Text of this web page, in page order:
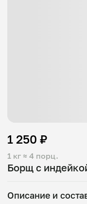
Борщ с
1 кг ≈ 4 порц.
1 250 ₽
Описание и